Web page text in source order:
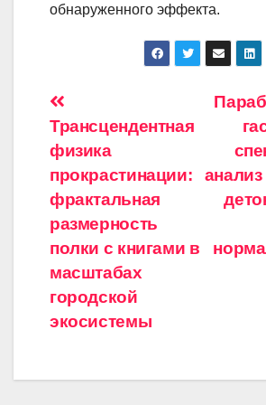
обнаруженного эффекта.
Навигация
по
записям
Трансцендентная
физика
прокрастинации:
фрактальная
размерность
полки с книгами в
масштабах
городской
экосистемы